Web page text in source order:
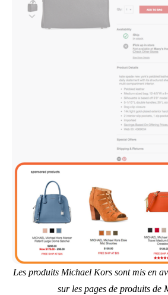
Les produits Michael Kors sont mis en
sur les pages de produits de